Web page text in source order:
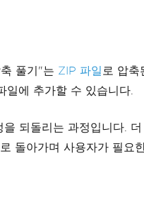
풀기"는 ZIP 파일 로 압축
에 추가할 수 있습니다.
되돌리는 과정입니다.
돌아가며 사용자가 필요